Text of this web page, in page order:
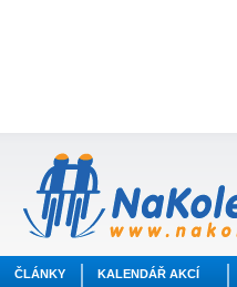
ČLÁNKY KALENDÁŘ AKCÍ